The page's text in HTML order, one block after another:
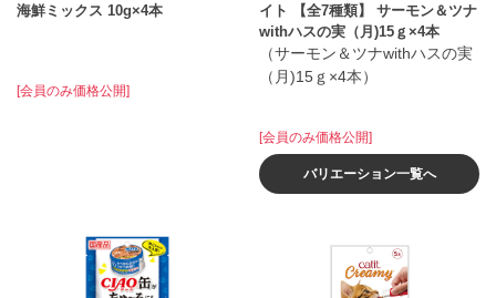
海鮮ミックス 10g×4本
[会員のみ価格公開]
イト 【全7種類】 サーモン＆ツナ
withハスの実（月)15ｇ×4本
（サーモン＆ツナwithハスの実
（月)15ｇ×4本）
[会員のみ価格公開]
バリエーション一覧へ